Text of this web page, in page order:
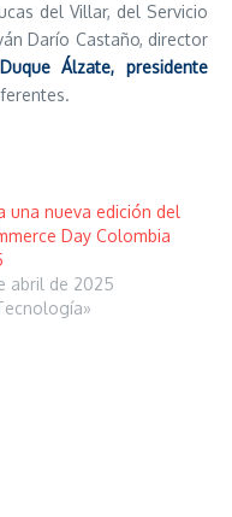
del Villar, del Servicio
Darío Castaño, director
Álzate, presidente
una nueva edición del
Day Colombia
abril de 2025